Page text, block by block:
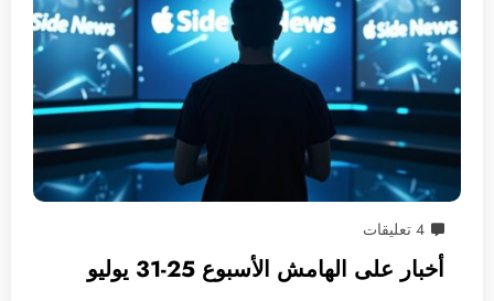
4 تعليقات
أخبار على الهامش الأسبوع 25-31 يوليو